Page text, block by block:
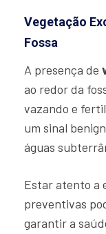
Vegetação
Fossa
A presença de
ao redor da
vazando e
um sinal
águas
Estar atento a
preventivas
garantir a